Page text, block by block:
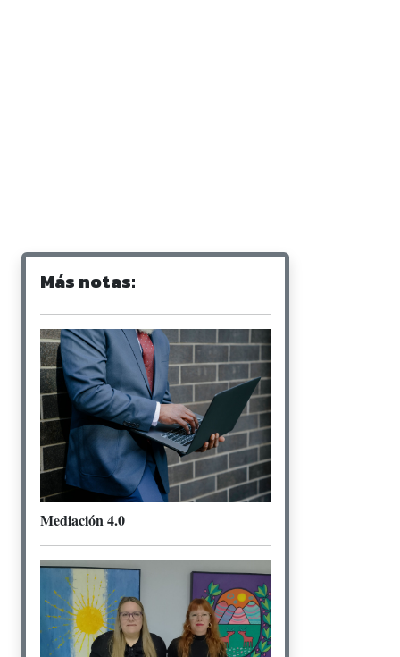
Más notas:
Mediación 4.0